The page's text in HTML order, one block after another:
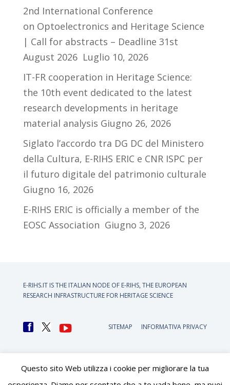
2nd International Conference
on Optoelectronics and Heritage Science
| Call for abstracts – Deadline 31st
August 2026 Luglio 10, 2026
IT-FR cooperation in Heritage Science:
the 10th event dedicated to the latest
research developments in heritage
material analysis Giugno 26, 2026
Siglato l’accordo tra DG DC del Ministero
della Cultura, E-RIHS ERIC e CNR ISPC per
il futuro digitale del patrimonio culturale
Giugno 16, 2026
E-RIHS ERIC is officially a member of the
EOSC Association Giugno 3, 2026
E-RIHS.IT IS THE ITALIAN NODE OF E-RIHS, THE EUROPEAN
RESEARCH INFRASTRUCTURE FOR HERITAGE SCIENCE
SITEMAP INFORMATIVA PRIVACY
Questo sito Web utilizza i cookie per migliorare la tua